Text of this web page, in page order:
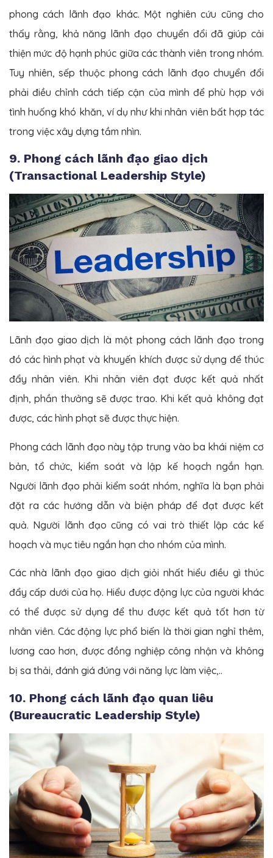
phong cách lãnh đạo khác. Một nghiên cứu cũng cho
thấy rằng, khả năng lãnh đạo chuyển đổi đã giúp cải
thiện mức độ hạnh phúc giữa các thành viên trong nhóm.
Tuy nhiên, sếp thuộc phong cách lãnh đạo chuyển đổi
phải điều chỉnh cách tiếp cận của mình để phù hợp với
tình huống khó khăn, ví dụ như khi nhân viên bất hợp tác
trong việc xây dựng tầm nhìn.
9. Phong cách lãnh đạo giao dịch
(Transactional Leadership Style)
Lãnh đạo giao dịch là một phong cách lãnh đạo trong
đó các hình phạt và khuyến khích được sử dụng để thúc
đẩy nhân viên. Khi nhân viên đạt được kết quả nhất
định, phần thưởng sẽ được trao. Khi kết quả không đạt
được, các hình phạt sẽ được thực hiện.
Phong cách lãnh đạo này tập trung vào ba khái niệm cơ
bản, tổ chức, kiểm soát và lập kế hoạch ngắn hạn.
Người lãnh đạo phải kiểm soát nhóm, nghĩa là bạn phải
đặt ra các hướng dẫn và biện pháp để đạt được kết
quả. Người lãnh đạo cũng có vai trò thiết lập các kế
hoạch và mục tiêu ngắn hạn cho nhóm của mình.
Các nhà lãnh đạo giao dịch giỏi nhất hiểu điều gì thúc
đẩy cấp dưới của họ. Hiểu được động lực của người khác
có thể được sử dụng để thu được kết quả tốt hơn từ
nhân viên. Các động lực phổ biến là thời gian nghỉ thêm,
lương cao hơn, được đồng nghiệp công nhận và không
bị sa thải, đánh giá đúng với năng lực làm việc,..
10. Phong cách lãnh đạo quan liêu
(Bureaucratic Leadership Style)